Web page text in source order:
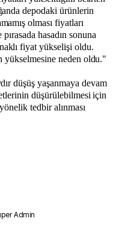
depodaki ürünlerin
olması fiyatları
hasadın sonuna
fiyat yükselişi oldu.
yükselmesine neden oldu."
düşüş yaşanmaya devam
düşürülebilmesi için
tedbir alınması
Admin